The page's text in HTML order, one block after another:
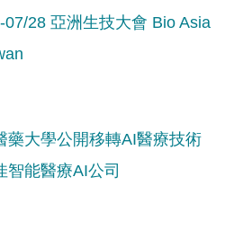
07/28 亞洲生技大會 Bio Asia
藥大學公開移轉AI醫療技術
智能醫療AI公司